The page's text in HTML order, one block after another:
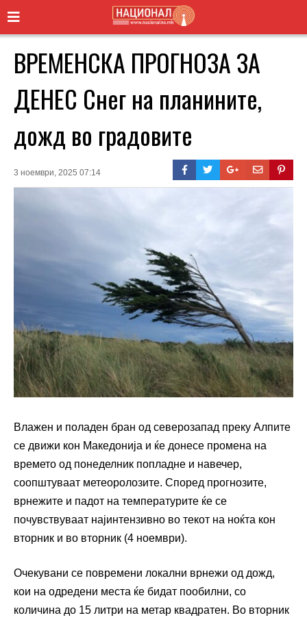
ВРЕМЕНСКА ПРОГНОЗА ЗА
ДЕНЕС Снег на планините,
дожд во градовите
3 ноември, 2025 07:14
Влажен и поладен бран од северозапад преку Алпите
се движи кон Македонија и ќе донесе промена на
времето од понеделник попладне и навечер,
соопштуваат метеоролозите. Според прогнозите,
врнежите и падот на температурите ќе се
почувствуваат најинтензивно во текот на ноќта кон
вторник и во вторник (4 ноември).
Очекувани се повремени локални врнежи од дожд,
кои на одредени места ќе бидат пообилни, со
количина до 15 литри на метар квадратен. Во вторник